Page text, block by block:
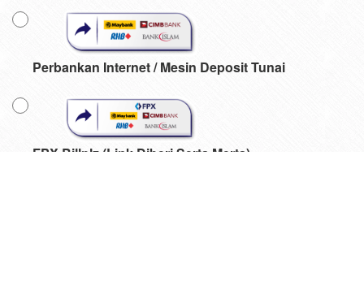
Perbankan Internet / Mesin Deposit Tunai
FPX Billplz (Link Diberi Serta Merta)